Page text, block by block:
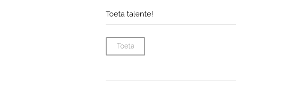
Toeta talente!
Toeta